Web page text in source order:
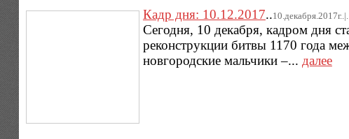
Кадр дня: 10.12.2017..10.декабря.2017г..|.
Сегодня, 10 декабря, кадром дня
реконструкции битвы 1170 года
новгородские мальчики –... далее